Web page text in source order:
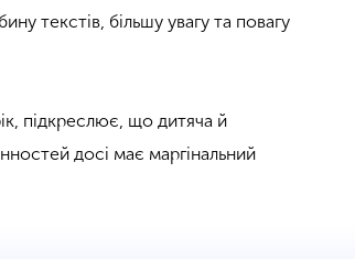
текстів, більшу увагу та повагу
підкреслює, що дитяча й
досі має маргінальний